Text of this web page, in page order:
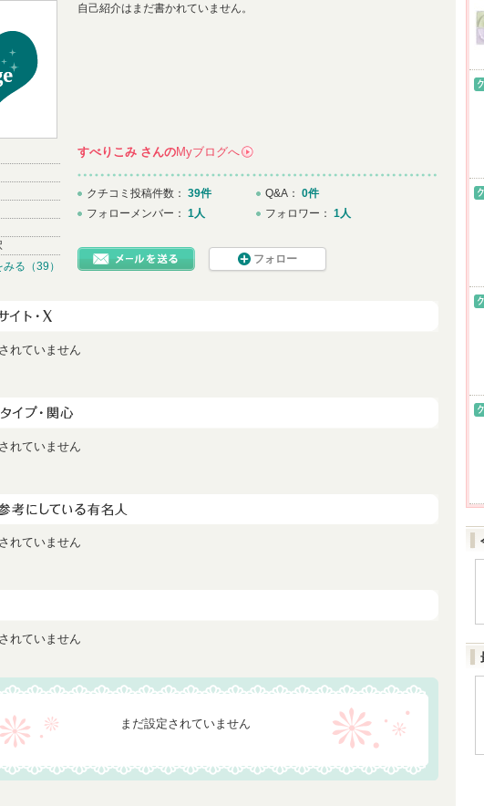
る（39）
自己紹介はまだ書かれていません。
すべりこみ さんのMyブログへ
クチコミ投稿件数： 39件
フォローメンバー： 1人
Q&A： 0件
フォロワー： 1人
フォロー
れていません
れていません
れていません
れていません
まだ設定されていません